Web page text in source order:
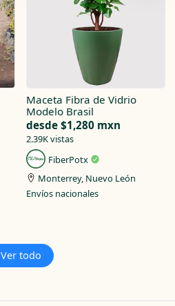
Maceta Fibra de Vidrio
Modelo Brasil
desde $1,280 mxn
2.39K vistas
FiberPotx
Monterrey, Nuevo León
Envíos nacionales
Ver todo